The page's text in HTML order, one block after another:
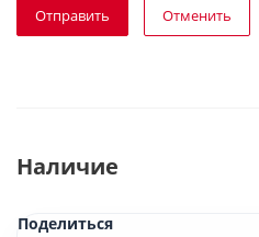
Отправить Отменить
Наличие
Поделиться